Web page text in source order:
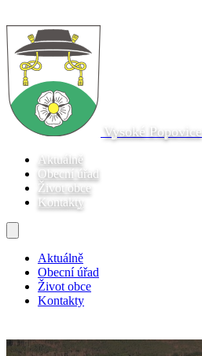
Vysoké Popovice
Aktuálně
Obecní úřad
Život obce
Kontakty
Aktuálně
Obecní úřad
Život obce
Kontakty